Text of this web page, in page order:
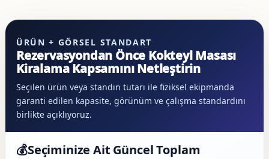
ÜRÜN + GÖRSEL STANDART
Rezervasyondan Önce Kokteyl Masası
Kiralama Kapsamını Netleştirin
Seçilen ürün veya standın tutarı ile fiziksel ekipmanda
garanti edilen kapasite, görünüm ve çalışma standardını
birlikte açıklıyoruz.
💰Seçiminize Ait Güncel Toplam